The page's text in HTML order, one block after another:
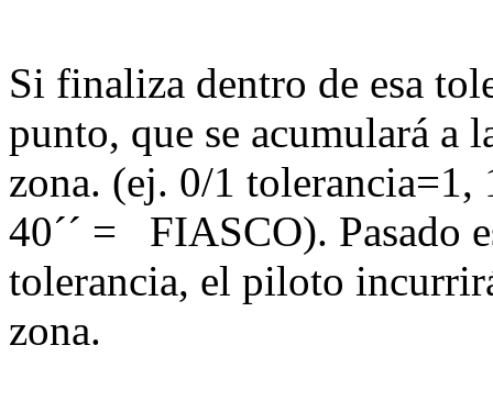
Si finaliza dentro de esa
punto, que se acumulará
zona. (ej. 0/1 tolerancia=1,
40´´ = FIASCO). Pasado
tolerancia, el piloto